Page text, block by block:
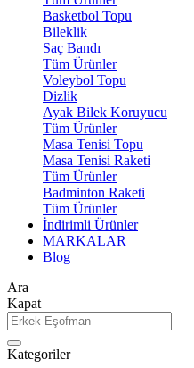
Basketbol Topu
Bileklik
Saç Bandı
Tüm Ürünler
Voleybol Topu
Dizlik
Ayak Bilek Koruyucu
Tüm Ürünler
Masa Tenisi Topu
Masa Tenisi Raketi
Tüm Ürünler
Badminton Raketi
Tüm Ürünler
İndirimli Ürünler
MARKALAR
Blog
Ara
Kapat
Kategoriler